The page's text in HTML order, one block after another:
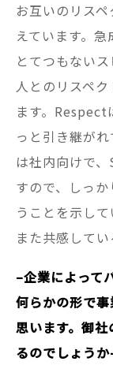
お互いのリス
えています。
とてつもない
人とのリスペ
ます。Respect
っと引き継が
は社内向けで
すので、しっ
うことを示し
また共感して
–企業によって
何らかの形で
思います。御
るのでしょうか